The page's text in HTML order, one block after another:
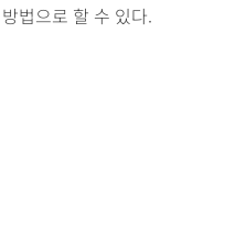
법으로 할 수 있다.